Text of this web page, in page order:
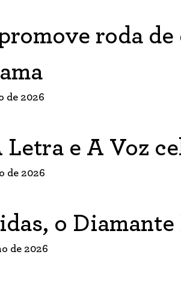
roda
de 2026
Letra e A Voz
de 2026
o Diamante
de 2026